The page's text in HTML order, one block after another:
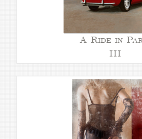
A Ride in
III